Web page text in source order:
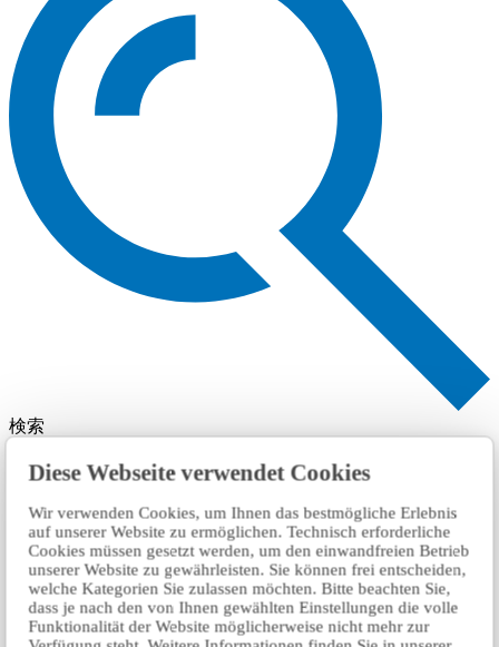
Diese Webseite verwendet Cookies
Wir verwenden Cookies, um Ihnen das bestmögliche Erlebnis
auf unserer Website zu ermöglichen. Technisch erforderliche
Cookies müssen gesetzt werden, um den einwandfreien Betrieb
unserer Website zu gewährleisten. Sie können frei entscheiden,
welche Kategorien Sie zulassen möchten. Bitte beachten Sie,
dass je nach den von Ihnen gewählten Einstellungen die volle
Funktionalität der Website möglicherweise nicht mehr zur
検索